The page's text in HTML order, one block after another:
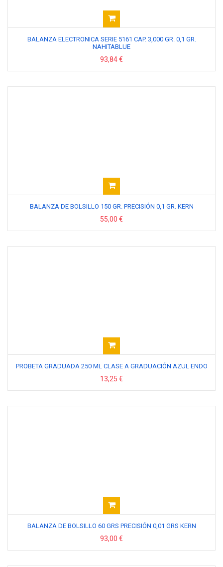
BALANZA ELECTRONICA SERIE 5161 CAP. 3,000 GR. 0,1 GR.
NAHITABLUE
93,84 €
BALANZA DE BOLSILLO 150 GR. PRECISIÓN 0,1 GR. KERN
55,00 €
PROBETA GRADUADA 250 ML CLASE A GRADUACIÓN AZUL ENDO
13,25 €
BALANZA DE BOLSILLO 60 GRS PRECISIÓN 0,01 GRS KERN
93,00 €